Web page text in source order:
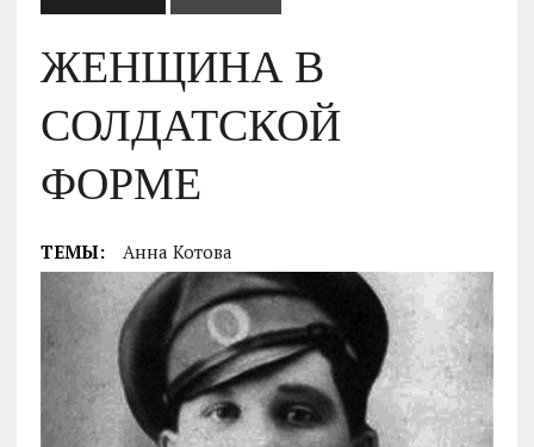
ЖЕНЩИНА В
СОЛДАТСКОЙ
ФОРМЕ
ТЕМЫ: Анна Котова